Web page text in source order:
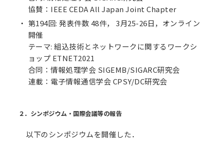
協賛：IEEE CEDA All Japan Joint Chapter
第194回: 発表件数 48件， 3月25-26日，オンライン
開催
テーマ: 組込技術とネットワークに関するワークシ
ョップ ETNET2021
合同：情報処理学会 SIGEMB/SIGARC研究会
連載：電子情報通信学会 CPSY/DC研究会
２．シンポジウム・国際会議等の報告
以下のシンポジウムを開催した．